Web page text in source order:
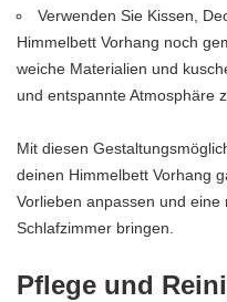
Verwenden Sie Kissen,
Himmelbett Vorhang noch
weiche Materialien und
und entspannte Atmosphäre
Mit diesen
deinen Himmelbett Vorhang
Vorlieben anpassen und
Schlafzimmer bringen.
Pflege und